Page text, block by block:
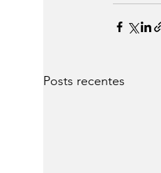
Posts recentes